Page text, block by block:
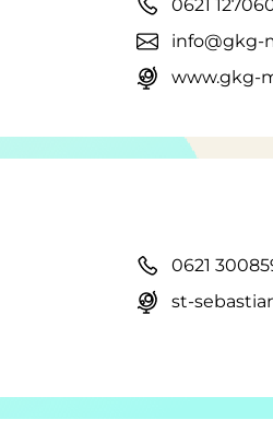
0621
info@gkg-
www.gkg-
0621
st-